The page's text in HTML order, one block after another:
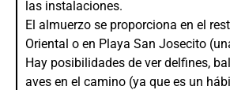
las instalaciones.
El almuerzo se proporciona en el
Oriental o en Playa San Josecito
Hay posibilidades de ver delfines,
aves en el camino (ya que es un